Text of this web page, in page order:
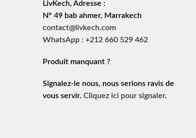
LivKech, Adresse :
N° 49 bab ahmer, Marrakech
contact@livkech.com
WhatsApp : +212 660 529 462
Produit manquant ?
Signalez-le nous, nous serions ravis de
vous servir. Cliquez ici pour signaler.